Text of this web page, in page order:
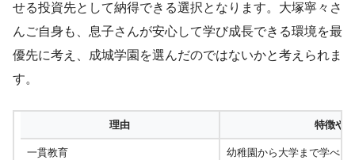
せる投資先として納得できる選択となります。大塚寧々さ
んご自身も、息子さんが安心して学び成長できる環境を最
優先に考え、成城学園を選んだのではないかと考えられま
す。
理由 特徴や
一貫教育 幼稚園から大学まで学べる